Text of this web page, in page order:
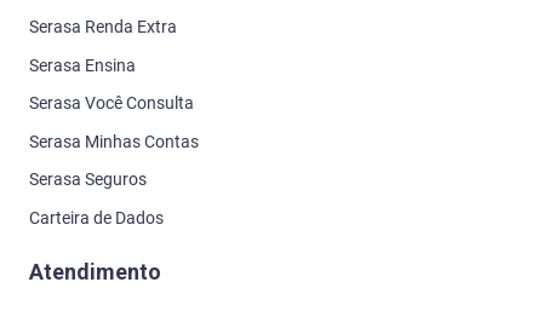
Serasa Renda Extra
Serasa Ensina
Serasa Você Consulta
Serasa Minhas Contas
Serasa Seguros
Carteira de Dados
Atendimento